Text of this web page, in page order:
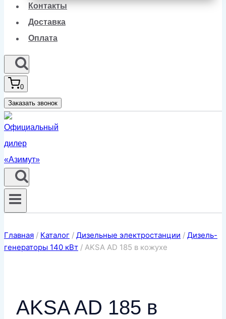
Контакты
Доставка
Оплата
0
Заказать звонок
Главная / Каталог / Дизельные электростанции / Дизель-
генераторы 140 кВт / AKSA AD 185 в кожухе
AKSA AD 185 в